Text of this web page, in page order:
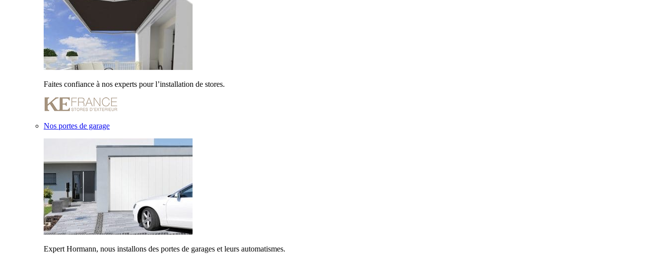
Faites confiance à nos experts pour l’installation de stores.
Nos portes de garage
Expert Hormann, nous installons des portes de garages et leurs automatismes.